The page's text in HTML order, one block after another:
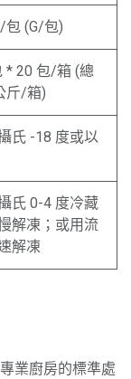
包 (G/包)
* 20 包/箱 (總
斤/箱)
氏 -18 度或以
氏 0-4 度冷藏
解凍；或用流
解凍
業廚房的標準處